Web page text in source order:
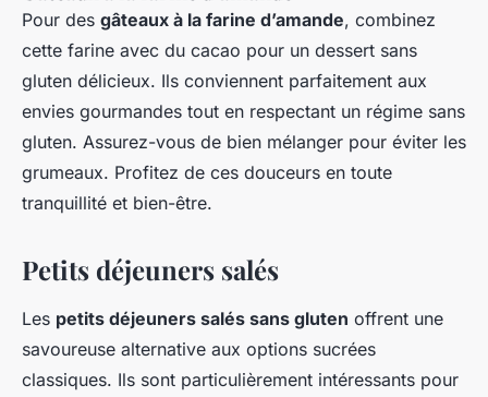
Pour des gâteaux à la farine d’amande, combinez
cette farine avec du cacao pour un dessert sans
gluten délicieux. Ils conviennent parfaitement aux
envies gourmandes tout en respectant un régime sans
gluten. Assurez-vous de bien mélanger pour éviter les
grumeaux. Profitez de ces douceurs en toute
tranquillité et bien-être.
Petits déjeuners salés
Les petits déjeuners salés sans gluten offrent une
savoureuse alternative aux options sucrées
classiques. Ils sont particulièrement intéressants pour